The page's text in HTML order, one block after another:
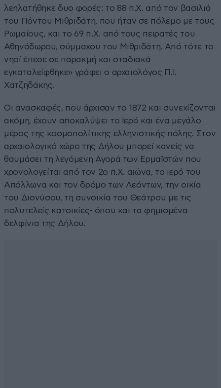
λεηλατήθηκε δυο φορές: το 88 π.Χ. από τον βασιλιά
του Πόντου Μιθριδάτη, που ήταν σε πόλεμο με τους
Ρωμαίους, και το 69 π.Χ. από τους πειρατές του
Αθηνόδωρου, σύμμαχου του Μιθριδάτη. Από τότε το
νησί έπεσε σε παρακμή και σταδιακά
εγκαταλείφθηκε» γράφει ο αρχαιολόγος Π.Ι.
Χατζηδάκης.
Οι ανασκαφές, που άρχισαν το 1872 και συνεχίζονται
ακόμη, έχουν αποκαλύψει το Ιερό και ένα μεγάλο
μέρος της κοσμοπολίτικης ελληνιστικής πόλης. Στον
αρχαιολογικό χώρο της Δήλου μπορεί κανείς να
θαυμάσει τη λεγόμενη Αγορά των Ερμαϊστών που
χρονολογείται από τον 2ο π.Χ. αιώνα, το ιερό του
Απόλλωνα και τον δρόμο των Λεόντων, την οικία
του Διονύσου, τη συνοικία του Θεάτρου με τις
πολυτελείς κατοικίες- όπου και τα φημισμένα
δελφίνια της Δήλου.